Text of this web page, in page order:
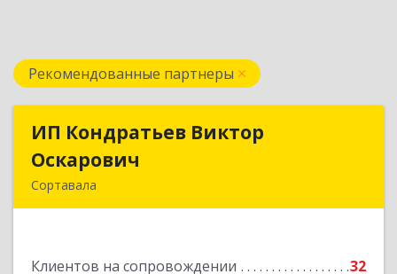
Рекомендованные партнеры
ИП Кондратьев Виктор
Оскарович
Сортавала
Клиентов на сопровождении
32
ИП Кондратьев Виктор
Подробнее